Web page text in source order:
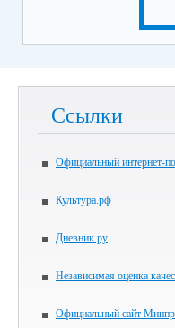
Ссылки
Официальный интернет-
Культура.рф
Дневник.ру
Независимая оценка
Официальный сайт